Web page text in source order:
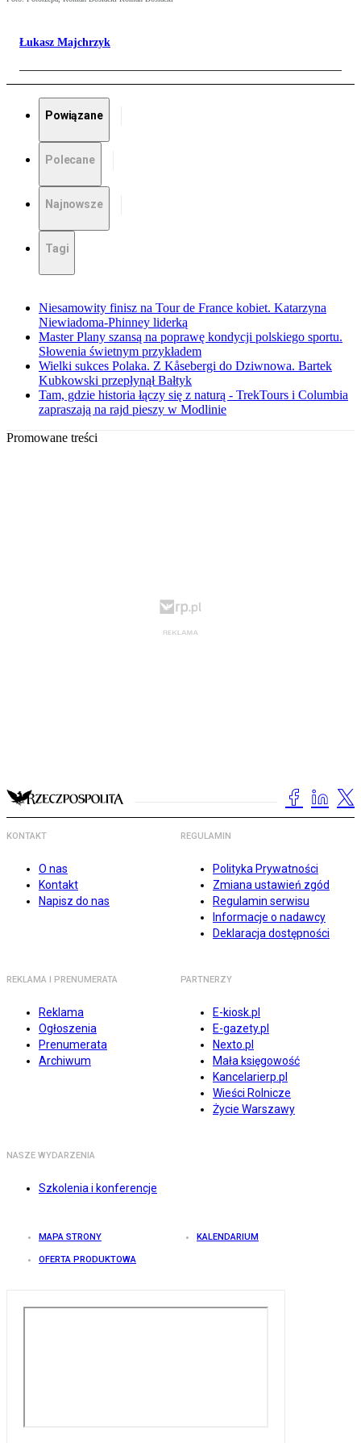
Łukasz Majchrzyk
Powiązane
Polecane
Najnowsze
Tagi
Niesamowity finisz na Tour de France kobiet. Katarzyna
Niewiadoma-Phinney liderką
Master Plany szansą na poprawę kondycji polskiego sportu.
Słowenia świetnym przykładem
Wielki sukces Polaka. Z Kåsebergi do Dziwnowa. Bartek
Kubkowski przepłynął Bałtyk
Tam, gdzie historia łączy się z naturą - TrekTours i Columbia
zapraszają na rajd pieszy w Modlinie
Promowane treści
KONTAKT
O nas
Kontakt
Napisz do nas
REGULAMIN
Polityka Prywatności
Zmiana ustawień zgód
Regulamin serwisu
Informacje o nadawcy
Deklaracja dostępności
REKLAMA I PRENUMERATA
Reklama
Ogłoszenia
Prenumerata
Archiwum
PARTNERZY
E-kiosk.pl
E-gazety.pl
Nexto.pl
Mała księgowość
Kancelarierp.pl
Wieści Rolnicze
Życie Warszawy
NASZE WYDARZENIA
Szkolenia i konferencje
MAPA STRONY KALENDARIUM
OFERTA PRODUKTOWA